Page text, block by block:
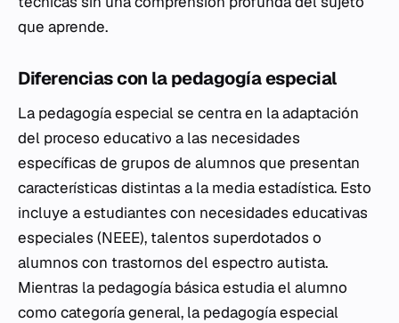
que aprende.
Diferencias con la pedagogía especial
La pedagogía especial se centra en la adaptación
del proceso educativo a las necesidades
específicas de grupos de alumnos que presentan
características distintas a la media estadística. Esto
incluye a estudiantes con necesidades educativas
especiales (NEEE), talentos superdotados o
alumnos con trastornos del espectro autista.
Mientras la pedagogía básica estudia el alumno
como categoría general, la pedagogía especial